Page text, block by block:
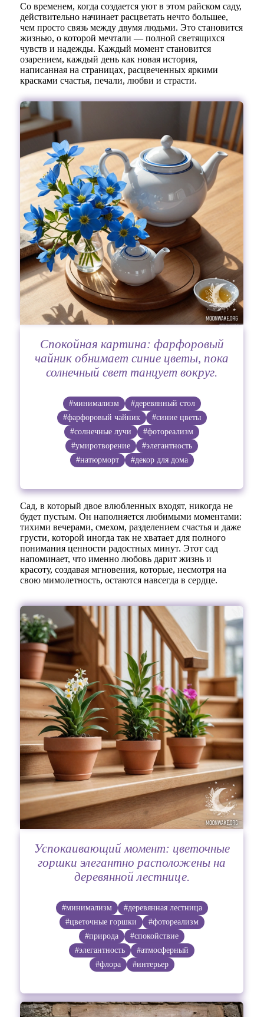
Со временем, когда создается уют в этом райском саду,
действительно начинает расцветать нечто большее,
чем просто связь между двумя людьми. Это становится
жизнью, о которой мечтали — полной светящихся
чувств и надежды. Каждый момент становится
озарением, каждый день как новая история,
написанная на страницах, расцвеченных яркими
красками счастья, печали, любви и страсти.
Спокойная картина: фарфоровый
чайник обнимает синие цветы, пока
солнечный свет танцует вокруг.
#минимализм
#деревянный стол
#фарфоровый чайник
#синие цветы
#солнечные лучи
#фотореализм
#умиротворение
#элегантность
#натюрморт
#декор для дома
Сад, в который двое влюбленных входят, никогда не
будет пустым. Он наполняется любимыми моментами:
тихими вечерами, смехом, разделением счастья и даже
грусти, которой иногда так не хватает для полного
понимания ценности радостных минут. Этот сад
напоминает, что именно любовь дарит жизнь и
красоту, создавая мгновения, которые, несмотря на
свою мимолетность, остаются навсегда в сердце.
Успокаивающий момент: цветочные
горшки элегантно расположены на
деревянной лестнице.
#минимализм
#деревянная лестница
#цветочные горшки
#фотореализм
#природа
#спокойствие
#элегантность
#атмосферный
#флора
#интерьер